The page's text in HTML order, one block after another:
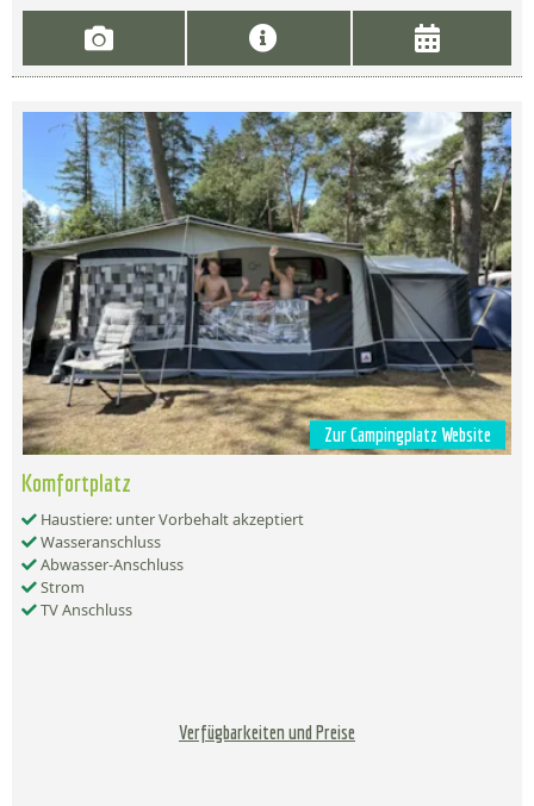
Zur Campingplatz Website
Komfortplatz
Haustiere: unter Vorbehalt akzeptiert
Wasseranschluss
Abwasser-Anschluss
Strom
TV Anschluss
Verfügbarkeiten und Preise